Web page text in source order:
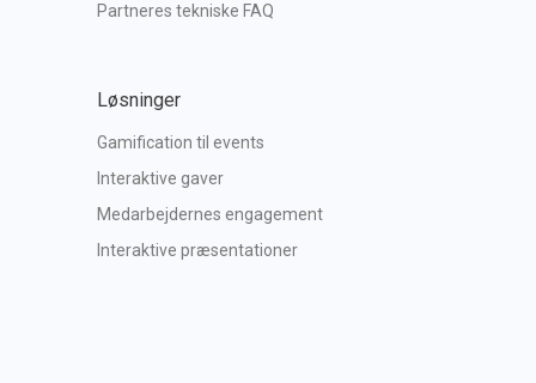
Partneres tekniske FAQ
Løsninger
Gamification til events
Interaktive gaver
Medarbejdernes engagement
Interaktive præsentationer